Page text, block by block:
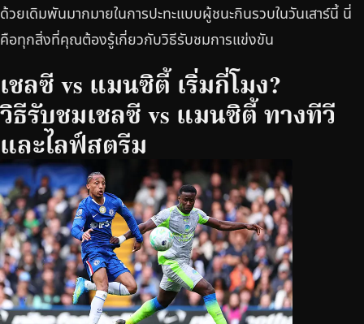
ด้วยเดิมพันมากมายในการปะทะแบบผู้ชนะกินรวบในวันเสาร์นี้ นี่
คือทุกสิ่งที่คุณต้องรู้เกี่ยวกับวิธีรับชมการแข่งขัน
เชลซี vs แมนซิตี้ เริ่มกี่โมง?
วิธีรับชมเชลซี vs แมนซิตี้ ทางทีวี
และไลฟ์สตรีม